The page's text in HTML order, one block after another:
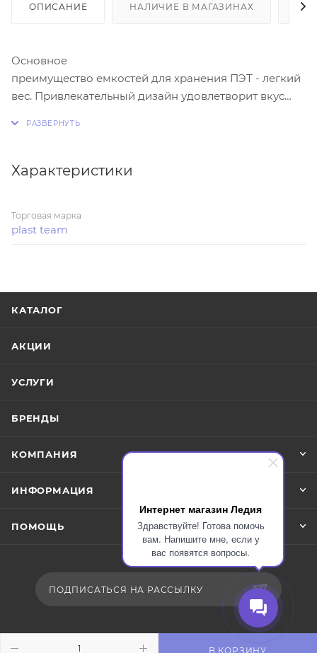
Интернет магазин Ледия
Здравствуйте! Готова помочь
вам. Напишите мне, если у
вас появятся вопросы.
В КОРЗИНУ
ОПИСАНИЕ НАЛИЧИЕ В МАГАЗИНАХ
Основное
преимущество емкостей для хранения ПЭТ - легкий
вес. Привлекательный дизайн удовлетворит вкус
Характеристики
Торговая марка
plast team
КАТАЛОГ
АКЦИИ
УСЛУГИ
БРЕНДЫ
КОМПАНИЯ
ИНФОРМАЦИЯ
ПОМОЩЬ
ПОДПИСАТЬСЯ НА РАССЫЛКУ